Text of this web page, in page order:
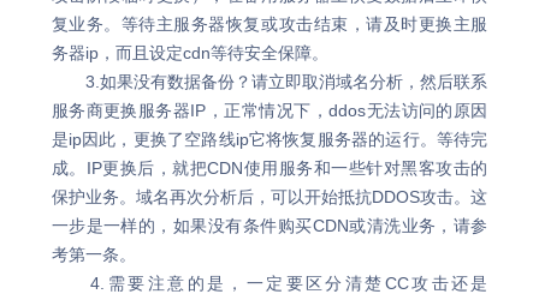
复业务。等待主服务器恢复或攻击结束，请及时更换主服
务器ip，而且设定cdn等待安全保障。
3.如果没有数据备份？请立即取消域名分析，然后联系
服务商更换服务器IP，正常情况下，ddos无法访问的原因
是ip因此，更换了空路线ip它将恢复服务器的运行。等待完
成。IP更换后，就把CDN使用服务和一些针对黑客攻击的
保护业务。域名再次分析后，可以开始抵抗DDOS攻击。这
一步是一样的，如果没有条件购买CDN或清洗业务，请参
考第一条。
4.需要注意的是，一定要区分清楚CC攻击还是